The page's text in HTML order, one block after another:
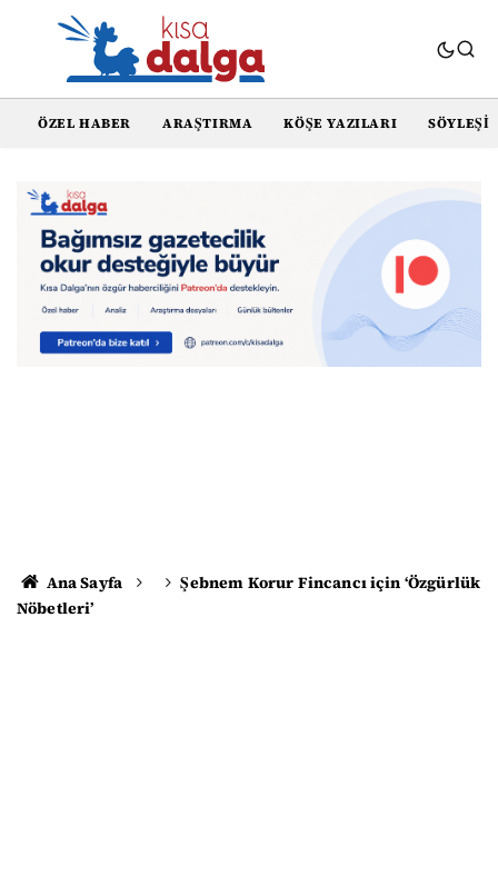
ÖZEL HABER ARAŞTIRMA KÖŞE YAZILARI SÖYLEŞI
Ana Sayfa
Şebnem Korur Fincancı için ‘Özgürlük
Nöbetleri’